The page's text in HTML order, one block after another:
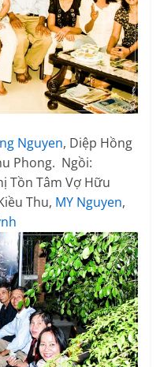
Nguyen, Diệp Hồng
Phong. Ngồi:
Tồn Tâm Vợ Hữu
Thu, MY Nguyen,